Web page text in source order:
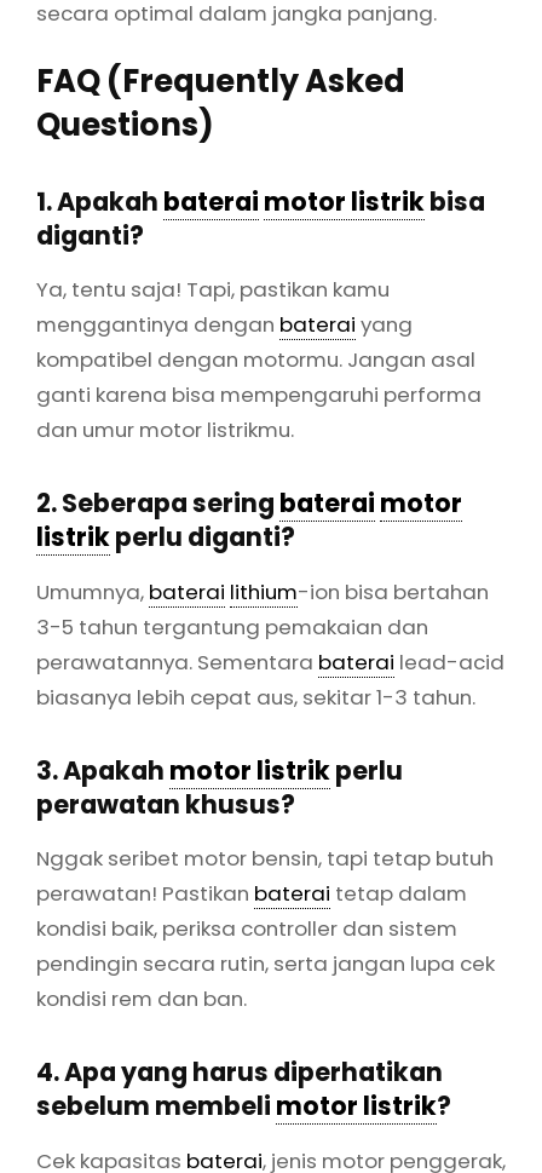
secara optimal dalam jangka panjang.
FAQ (Frequently Asked
Questions)
1. Apakah baterai motor listrikbisa
diganti?
Ya, tentu saja! Tapi, pastikan kamu
menggantinya dengan baterai yang
kompatibel dengan motormu. Jangan asal
ganti karena bisa mempengaruhi performa
dan umur motor listrikmu.
2. Seberapa sering baterai motor
listrikperlu diganti?
Umumnya, baterai lithium-ion bisa bertahan
3-5 tahun tergantung pemakaian dan
perawatannya. Sementara baterai lead-acid
biasanya lebih cepat aus, sekitar 1-3 tahun.
3. Apakah motor listrikperlu
perawatan khusus?
Nggak seribet motor bensin, tapi tetap butuh
perawatan! Pastikan baterai tetap dalam
kondisi baik, periksa controller dan sistem
pendingin secara rutin, serta jangan lupa cek
kondisi rem dan ban.
4. Apa yang harus diperhatikan
sebelum membeli motor listrik?
Cek kapasitas baterai, jenis motor penggerak,